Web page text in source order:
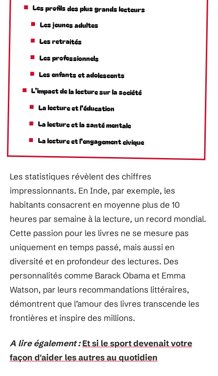
Les profils des plus grands lecteurs
Les jeunes adultes
Les retraités
Les professionnels
Les enfants et adolescents
L’impact de la lecture sur la société
La lecture et l’éducation
La lecture et la santé mentale
La lecture et l’engagement civique
Les statistiques révèlent des chiffres
impressionnants. En Inde, par exemple, les
habitants consacrent en moyenne plus de 10
heures par semaine à la lecture, un record mondial.
Cette passion pour les livres ne se mesure pas
uniquement en temps passé, mais aussi en
diversité et en profondeur des lectures. Des
personnalités comme Barack Obama et Emma
Watson, par leurs recommandations littéraires,
démontrent que l’amour des livres transcende les
frontières et inspire des millions.
A lire également : Et si le sport devenait votre
façon d'aider les autres au quotidien